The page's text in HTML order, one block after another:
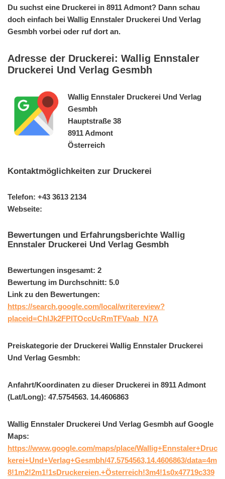
Du suchst eine Druckerei in 8911 Admont? Dann schau
doch einfach bei Wallig Ennstaler Druckerei Und Verlag
Gesmbh vorbei oder ruf dort an.
Adresse der Druckerei: Wallig Ennstaler
Druckerei Und Verlag Gesmbh
Wallig Ennstaler Druckerei Und Verlag
Gesmbh
Hauptstraße 38
8911 Admont
Österreich
Kontaktmöglichkeiten zur Druckerei
Telefon: +43 3613 2134
Webseite:
Bewertungen und Erfahrungsberichte Wallig
Ennstaler Druckerei Und Verlag Gesmbh
Bewertungen insgesamt: 2
Bewertung im Durchschnitt: 5.0
Link zu den Bewertungen:
https://search.google.com/local/writereview?
placeid=ChIJk2FPlTOccUcRmTFVaab_N7A
Preiskategorie der Druckerei Wallig Ennstaler Druckerei
Und Verlag Gesmbh:
Anfahrt/Koordinaten zu dieser Druckerei in 8911 Admont
(Lat/Long): 47.5754563. 14.4606863
Wallig Ennstaler Druckerei Und Verlag Gesmbh auf Google
Maps:
https://www.google.com/maps/place/Wallig+Ennstaler+Druc
kerei+Und+Verlag+Gesmbh/47.5754563,14.4606863/data=4m
8!1m2!2m1!1sDruckereien,+Österreich!3m4!1s0x47719c339